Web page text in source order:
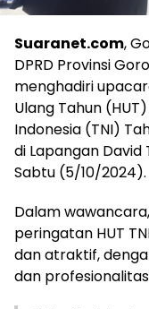
Suaranet.com,
DPRD Provinsi
menghadiri
Ulang Tahun
Indonesia (TNI)
di Lapangan
Sabtu (5/10/2024).
Dalam
peringatan HUT
dan atraktif,
dan profesionalitas